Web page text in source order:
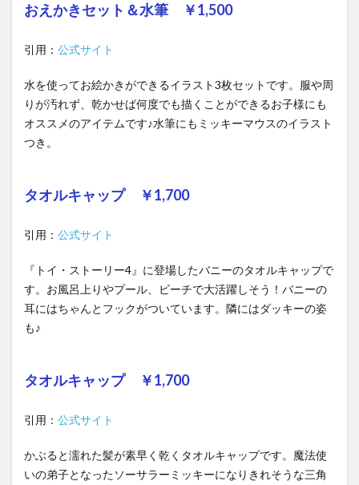
おえかきセット＆水筆 ￥1,500
引用： 公式サイト
水を使ってお絵かきができるイラスト3枚セットです。服や周
りが汚れず、乾かせば何度でも描くことができるお子様にも
オススメのアイテムです♪水筆にもミッキーマウスのイラスト
つき。
タオルキャップ ￥1,700
引用： 公式サイト
『トイ・ストーリー4』に登場したバニーのタオルキャップで
す。お風呂上りやプール、ビーチで大活躍しそう！バニーの
耳にはちゃんとフックがついています。隣にはダッキーの姿
も♪
タオルキャップ ￥1,700
引用： 公式サイト
かぶると濡れた髪が素早く乾くタオルキャップです。魔法使
いの弟子となったソーサラーミッキーになりきれそうな三角